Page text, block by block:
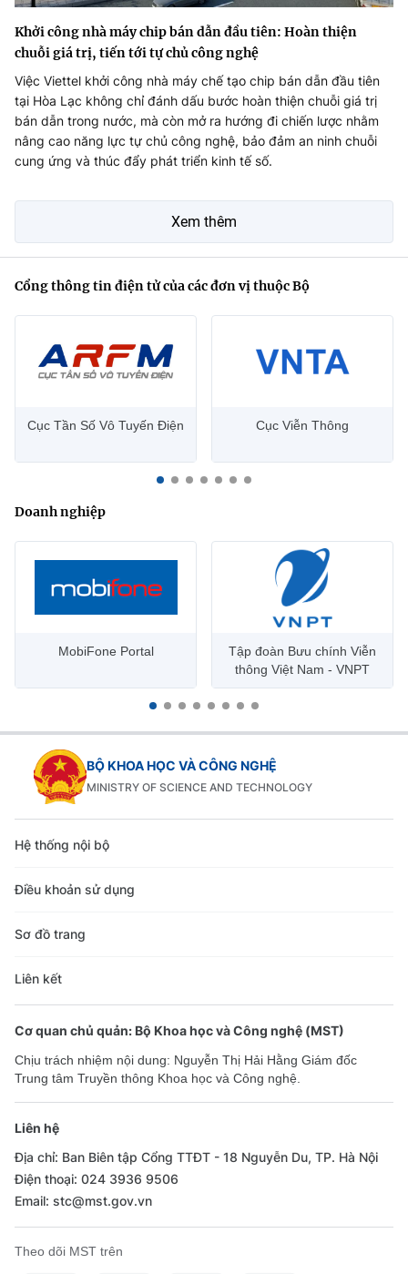
Khởi công nhà máy chip bán dẫn đầu tiên: Hoàn thiện
chuỗi giá trị, tiến tới tự chủ công nghệ
Việc Viettel khởi công nhà máy chế tạo chip bán dẫn đầu tiên
tại Hòa Lạc không chỉ đánh dấu bước hoàn thiện chuỗi giá trị
bán dẫn trong nước, mà còn mở ra hướng đi chiến lược nhằm
nâng cao năng lực tự chủ công nghệ, bảo đảm an ninh chuỗi
cung ứng và thúc đẩy phát triển kinh tế số.
Xem thêm
Cổng thông tin điện tử của các đơn vị thuộc Bộ
Cục Tần Số Vô Tuyến Điện Cục Viễn Thông
Doanh nghiệp
MobiFone Portal
Tập đoàn Bưu chính Viễn
thông Việt Nam - VNPT
BỘ KHOA HỌC VÀ CÔNG NGHỆ
MINISTRY OF SCIENCE AND TECHNOLOGY
Hệ thống nội bộ
Điều khoản sử dụng
Sơ đồ trang
Liên kết
Cơ quan chủ quản: Bộ Khoa học và Công nghệ (MST)
Chịu trách nhiệm nội dung: Nguyễn Thị Hải Hằng Giám đốc
Trung tâm Truyền thông Khoa học và Công nghệ.
Liên hệ
Địa chỉ: Ban Biên tập Cổng TTĐT - 18 Nguyễn Du, TP. Hà Nội
Điện thoại: 024 3936 9506
Email: stc@mst.gov.vn
Theo dõi MST trên